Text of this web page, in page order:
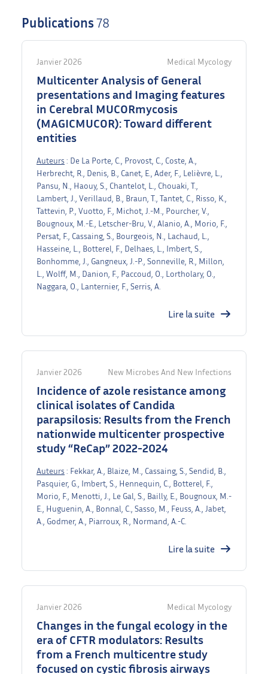
Publications78
Janvier 2026 Medical Mycology
Multicenter Analysis of General
presentations and Imaging features
in Cerebral MUCORmycosis
(MAGICMUCOR): Toward different
entities
Auteurs : De La Porte, C., Provost, C., Coste, A.,
Herbrecht, R., Denis, B., Canet, E., Ader, F., Lelièvre, L.,
Pansu, N., Haouy, S., Chantelot, L., Chouaki, T.,
Lambert, J., Verillaud, B., Braun, T., Tantet, C., Risso, K.,
Tattevin, P., Vuotto, F., Michot, J.-M., Pourcher, V.,
Bougnoux, M.-E., Letscher-Bru, V., Alanio, A., Morio, F.,
Persat, F., Cassaing, S., Bourgeois, N., Lachaud, L.,
Hasseine, L., Botterel, F., Delhaes, L., Imbert, S.,
Bonhomme, J., Gangneux, J.-P., Sonneville, R., Millon,
L., Wolff, M., Danion, F., Paccoud, O., Lortholary, O.,
Naggara, O., Lanternier, F., Serris, A.
Lire la suite
Janvier 2026 New Microbes And New Infections
Incidence of azole resistance among
clinical isolates of Candida
parapsilosis: Results from the French
nationwide multicenter prospective
study “ReCap” 2022-2024
Auteurs : Fekkar, A., Blaize, M., Cassaing, S., Sendid, B.,
Pasquier, G., Imbert, S., Hennequin, C., Botterel, F.,
Morio, F., Menotti, J., Le Gal, S., Bailly, E., Bougnoux, M.-
E., Huguenin, A., Bonnal, C., Sasso, M., Feuss, A., Jabet,
A., Godmer, A., Piarroux, R., Normand, A.-C.
Lire la suite
Janvier 2026 Medical Mycology
Changes in the fungal ecology in the
era of CFTR modulators: Results
from a French multicentre study
focused on cystic fibrosis airways